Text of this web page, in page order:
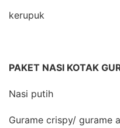
kerupuk
PAKET NASI KOTAK
Nasi putih
Gurame crispy/ gurame